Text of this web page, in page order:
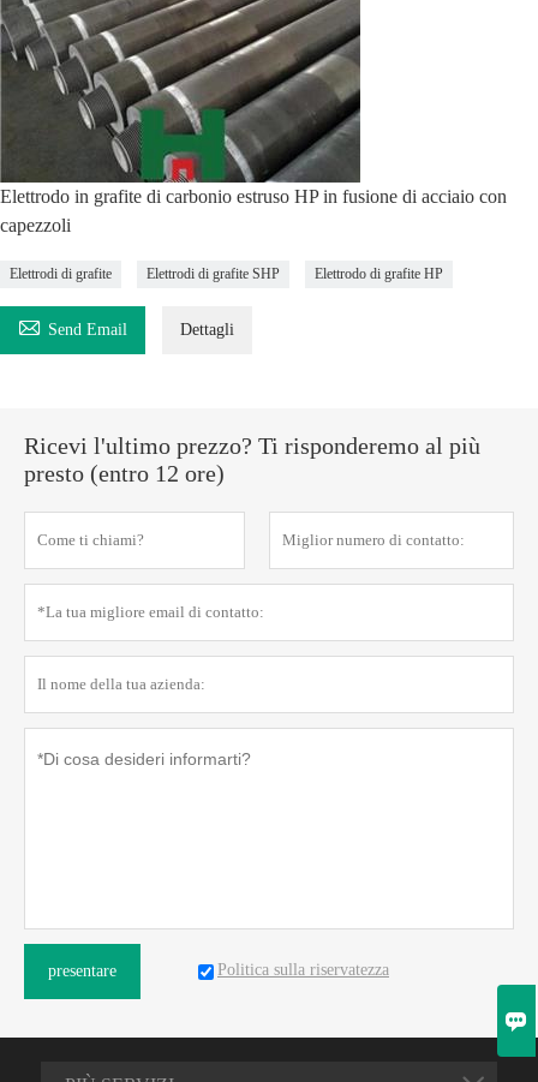
Elettrodo in grafite di carbonio estruso HP in fusione di acciaio con
capezzoli
Elettrodi di grafite Elettrodi di grafite SHP Elettrodo di grafite HP
 Send Email Dettagli
Ricevi l'ultimo prezzo? Ti risponderemo al più
presto (entro 12 ore)
presentare Politica sulla riservatezza
